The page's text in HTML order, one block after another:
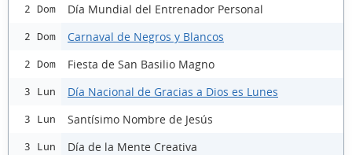
2 Dom Día Mundial del Entrenador Personal
2 Dom Carnaval de Negros y Blancos
2 Dom Fiesta de San Basilio Magno
3 Lun Día Nacional de Gracias a Dios es Lunes
3 Lun Santísimo Nombre de Jesús
3 Lun Día de la Mente Creativa